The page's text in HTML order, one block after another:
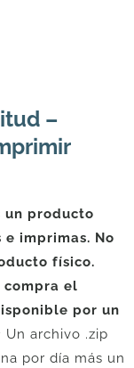
–
un producto
e imprimas. No
físico.
compra el
por un
Un archivo .zip
por día más un